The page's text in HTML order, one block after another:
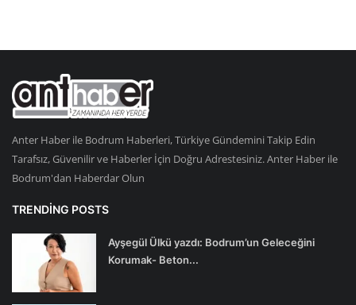
Anter Haber ile Bodrum Haberleri, Türkiye Gündemini Takip Edin
Tarafsız, Güvenilir ve Haberler İçin Doğru Adrestesiniz. Anter Haber ile
Bodrum'dan Haberdar Olun
TRENDING POSTS
Ayşegül Ülkü yazdı: Bodrum’un Geleceğini
Korumak- Beton...